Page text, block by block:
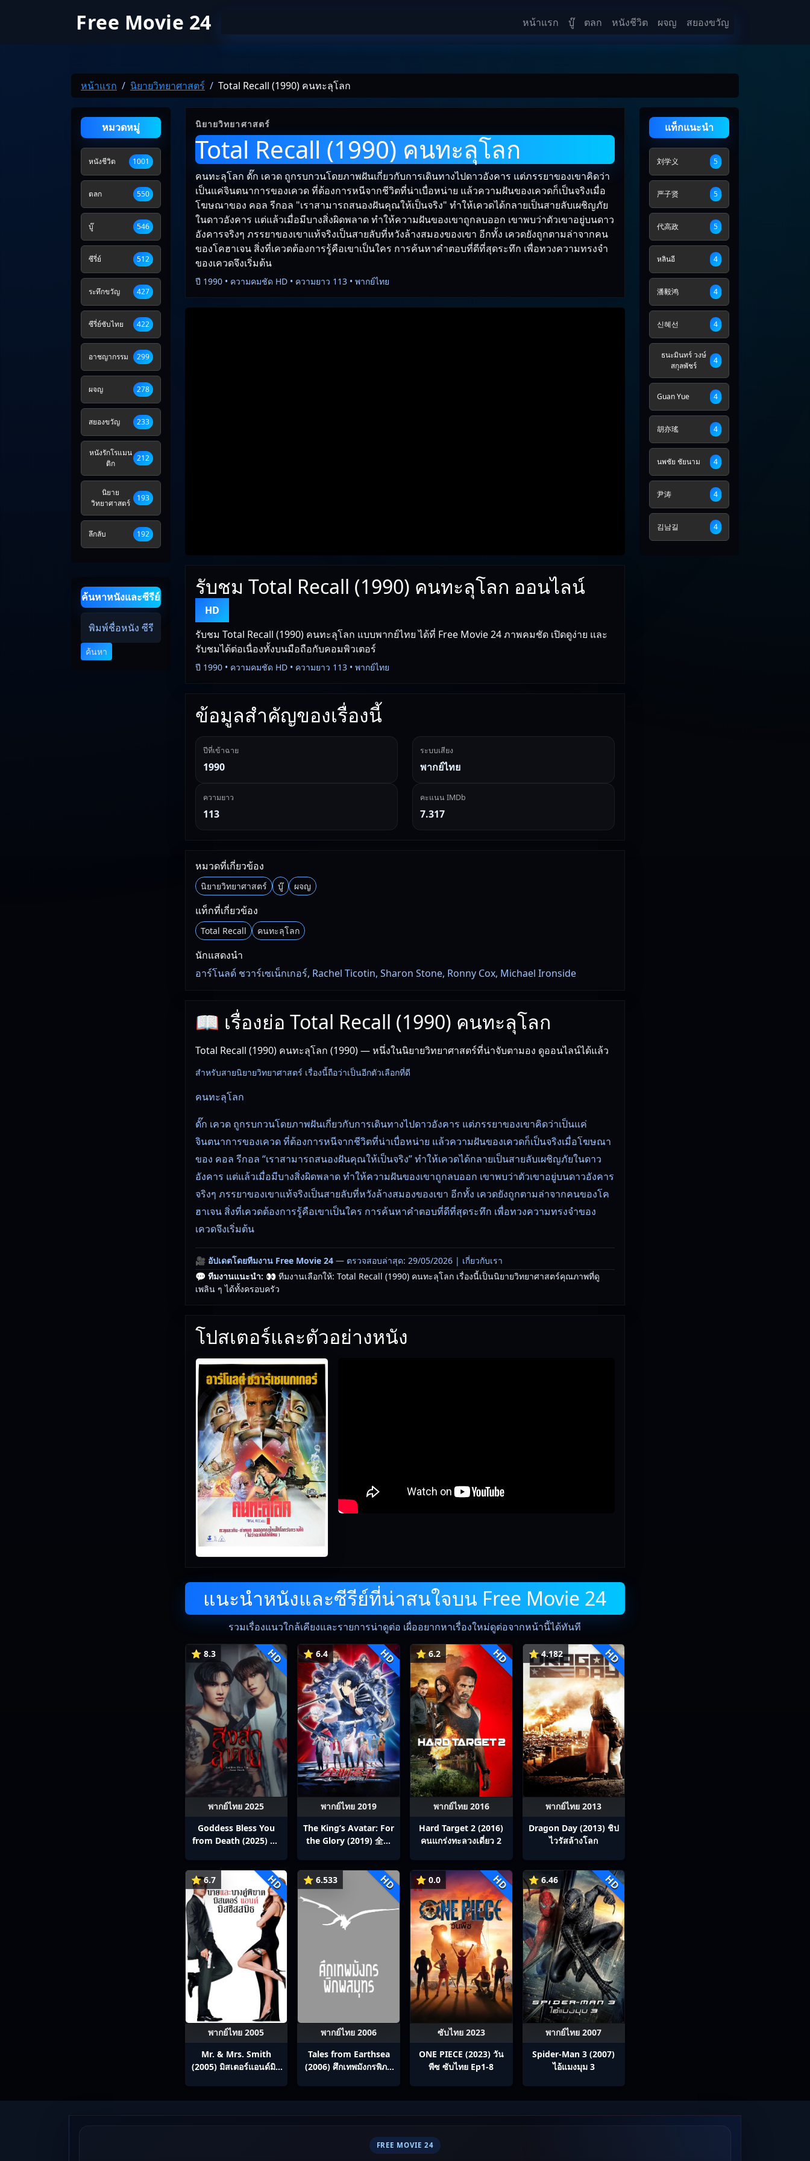
Free Movie 24 หน้าแรก บู๊ ตลก หนังชีวิต ผจญ สยองขวัญ
หน้าแรก นิยายวิทยาศาสตร์ Total Recall (1990) คนทะลุโลก
หมวดหมู่
หนังชีวิต 1001
ตลก 550
บู๊ 546
ซีรี่ย์ 512
ระทึกขวัญ 427
ซีรี่ย์ซับไทย 422
อาชญากรรม 299
ผจญ 278
สยองขวัญ 233
หนังรักโรแมน
ติก
212
นิยาย
วิทยาศาสตร์
193
ลึกลับ 192
ค้นหาหนังและซีรีย์
ค้นหา
นิยายวิทยาศาสตร์
Total Recall (1990) คนทะลุโลก
คนทะลุโลก ดั๊ก เควด ถูกรบกวนโดยภาพฝันเกี่ยวกับการเดินทางไปดาวอังคาร แต่ภรรยาของเขาคิดว่า
เป็นแค่จินตนาการของเควด ที่ต้องการหนีจากชีวิตที่น่าเบื่อหน่าย แล้วความฝันของเควดก็เป็นจริงเมื่อ
โฆษณาของ คอล รีกอล "เราสามารถสนองฝันคุณให้เป็นจริง" ทำให้เควดได้กลายเป็นสายลับเผชิญภัย
ในดาวอังคาร แต่แล้วเมื่อมีบางสิ่งผิดพลาด ทำให้ความฝันของเขาถูกลบออก เขาพบว่าตัวเขาอยู่บนดาว
อังคารจริงๆ ภรรยาของเขาแท้จริงเป็นสายลับที่หวังล้างสมองของเขา อีกทั้ง เควดยังถูกตามล่าจากคน
ของโคฮาเจน สิ่งที่เควดต้องการรู้คือเขาเป็นใคร การค้นหาคำตอบที่ดีที่สุดระทึก เพื่อทวงความทรงจำ
ของเควดจึงเริ่มต้น
ปี 1990 • ความคมชัด HD • ความยาว 113 • พากย์ไทย
รับชม Total Recall (1990) คนทะลุโลก ออนไลน์
HD
รับชม Total Recall (1990) คนทะลุโลก แบบพากย์ไทย ได้ที่ Free Movie 24 ภาพคมชัด เปิดดูง่าย และ
รับชมได้ต่อเนื่องทั้งบนมือถือกับคอมพิวเตอร์
ปี 1990 • ความคมชัด HD • ความยาว 113 • พากย์ไทย
ข้อมูลสำคัญของเรื่องนี้
ปีที่เข้าฉาย
1990
ระบบเสียง
พากย์ไทย
ความยาว
113
คะแนน IMDb
7.317
หมวดที่เกี่ยวข้อง
นิยายวิทยาศาสตร์ บู๊ ผจญ
แท็กที่เกี่ยวข้อง
Total Recall คนทะลุโลก
นักแสดงนำ
อาร์โนลด์ ชวาร์เซเน็กเกอร์, Rachel Ticotin, Sharon Stone, Ronny Cox, Michael Ironside
📖 เรื่องย่อ Total Recall (1990) คนทะลุโลก
Total Recall (1990) คนทะลุโลก (1990) — หนึ่งในนิยายวิทยาศาสตร์ที่น่าจับตามอง ดูออนไลน์ได้แล้ว
สำหรับสายนิยายวิทยาศาสตร์ เรื่องนี้ถือว่าเป็นอีกตัวเลือกที่ดี
คนทะลุโลก
ดั๊ก เควด ถูกรบกวนโดยภาพฝันเกี่ยวกับการเดินทางไปดาวอังคาร แต่ภรรยาของเขาคิดว่าเป็นแค่
จินตนาการของเควด ที่ต้องการหนีจากชีวิตที่น่าเบื่อหน่าย แล้วความฝันของเควดก็เป็นจริงเมื่อโฆษณา
ของ คอล รีกอล “เราสามารถสนองฝันคุณให้เป็นจริง” ทำให้เควดได้กลายเป็นสายลับเผชิญภัยในดาว
อังคาร แต่แล้วเมื่อมีบางสิ่งผิดพลาด ทำให้ความฝันของเขาถูกลบออก เขาพบว่าตัวเขาอยู่บนดาวอังคาร
จริงๆ ภรรยาของเขาแท้จริงเป็นสายลับที่หวังล้างสมองของเขา อีกทั้ง เควดยังถูกตามล่าจากคนของโค
ฮาเจน สิ่งที่เควดต้องการรู้คือเขาเป็นใคร การค้นหาคำตอบที่ดีที่สุดระทึก เพื่อทวงความทรงจำของ
เควดจึงเริ่มต้น
🎥 อัปเดตโดยทีมงาน Free Movie 24— ตรวจสอบล่าสุด: 29/05/2026 | เกี่ยวกับเรา
💬 ทีมงานแนะนำ: 👀 ทีมงานเลือกให้: Total Recall (1990) คนทะลุโลก เรื่องนี้เป็นนิยายวิทยาศาสตร์คุณภาพที่ดู
เพลิน ๆ ได้ทั้งครอบครัว
โปสเตอร์และตัวอย่างหนัง
แนะนำหนังและซีรีย์ที่น่าสนใจบน Free Movie 24
รวมเรื่องแนวใกล้เคียงและรายการน่าดูต่อ เผื่ออยากหาเรื่องใหม่ดูต่อจากหน้านี้ได้ทันที
⭐ 8.3 HD
พากย์ไทย 2025
Goddess Bless You
from Death (2025) สิง
⭐ 6.4 HD
พากย์ไทย 2019
The King’s Avatar: For
the Glory (2019) 全职
⭐ 6.2 HD
พากย์ไทย 2016
Hard Target 2 (2016)
คนแกร่งทะลวงเดี่ยว 2
⭐ 4.182 HD
พากย์ไทย 2013
Dragon Day (2013) ชิป
ไวรัสล้างโลก
⭐ 6.7 HD
พากย์ไทย 2005
Mr. & Mrs. Smith
(2005) มิสเตอร์แอนด์มิส
⭐ 6.533 HD
พากย์ไทย 2006
Tales from Earthsea
(2006) ศึกเทพมังกรพิภพ
⭐ 0.0 HD
ซับไทย 2023
ONE PIECE (2023) วัน
พีซ ซับไทย Ep1-8
⭐ 6.46 HD
พากย์ไทย 2007
Spider-Man 3 (2007)
ไอ้แมงมุม 3
แท็กแนะนำ
刘学义 5
严子贤 5
代高政 5
หลินอี 4
潘毅鸿 4
신혜선 4
ธนะมินทร์ วงษ์
สกุลพัชร์
4
Guan Yue 4
胡亦瑤 4
นพชัย ชัยนาม 4
尹涛 4
김남길 4
FREE MOVIE 24